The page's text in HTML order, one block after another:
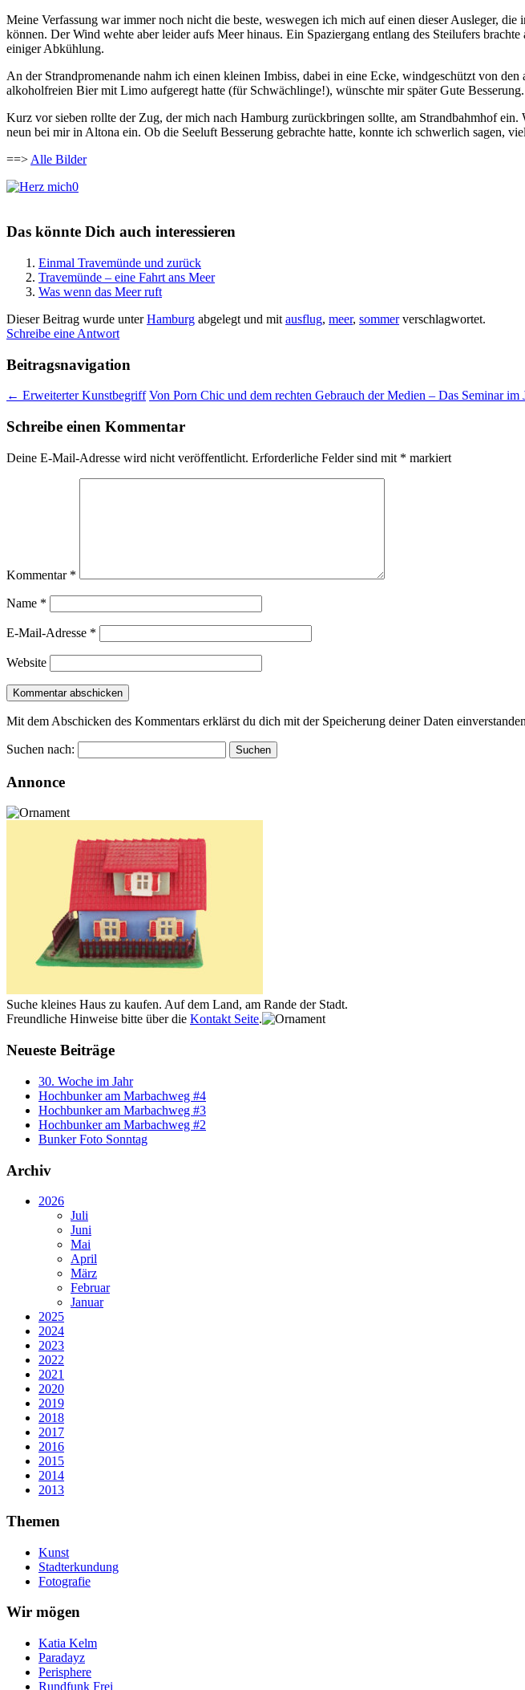
Meine Verfassung war immer noch nicht die beste, weswegen ich mich auf einen dieser Ausleger,
können. Der Wind wehte aber leider aufs Meer hinaus. Ein Spaziergang entlang des Steilufers
einiger Abkühlung.
An der Strandpromenande nahm ich einen kleinen Imbiss, dabei in eine Ecke, windgeschützt von
alkoholfreien Bier mit Limo aufgeregt hatte (für Schwächlinge!), wünschte mir später Gute
Kurz vor sieben rollte der Zug, der mich nach Hamburg zurückbringen sollte, am Strandbahmhof
neun bei mir in Altona ein. Ob die Seeluft Besserung gebrachte hatte, konnte ich schwerlich sagen,
==> Alle Bilder
0
Das könnte Dich auch interessieren
Einmal Travemünde und zurück
Travemünde – eine Fahrt ans Meer
Was wenn das Meer ruft
Dieser Beitrag wurde unterHamburg abgelegt und mit ausflug, meer, sommerverschlagwortet.
Schreibe eine Antwort
Beitragsnavigation
← Erweiterter Kunstbegriff Von Porn Chic und dem rechten Gebrauch der Medien – Das Seminar im
Schreibe einen Kommentar
Deine E-Mail-Adresse wird nicht veröffentlicht. Erforderliche Felder sind mit * markiert
Kommentar *
Name *
E-Mail-Adresse *
Website
Mit dem Abschicken des Kommentars erklärst du dich mit der Speicherung deiner Daten
Suchen nach:
Annonce
Suche kleines Haus zu kaufen. Auf dem Land, am Rande der Stadt.
Freundliche Hinweise bitte über die Kontakt Seite.
Neueste Beiträge
30. Woche im Jahr
Hochbunker am Marbachweg #4
Hochbunker am Marbachweg #3
Hochbunker am Marbachweg #2
Bunker Foto Sonntag
Archiv
2026
Juli
Juni
Mai
April
März
Februar
Januar
2025
2024
2023
2022
2021
2020
2019
2018
2017
2016
2015
2014
2013
Themen
Kunst
Stadterkundung
Fotografie
Wir mögen
Katia Kelm
Paradayz
Perisphere
Rundfunk Frei